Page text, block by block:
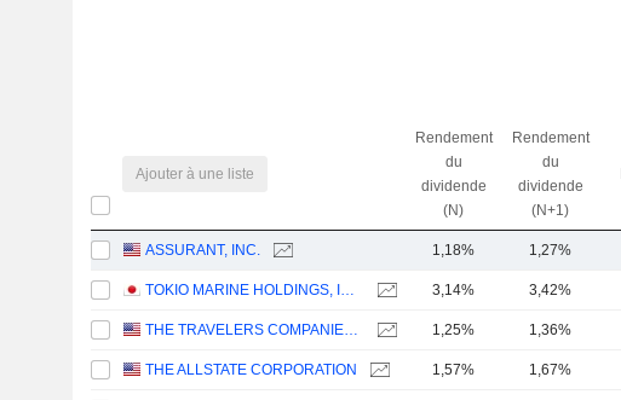
Ajouter à une liste
Rendement
du
dividende
(N)
Rendement
du
dividende
(N+1)
ASSURANT, INC. 1,18% 1,27%
TOKIO MARINE HOLDINGS, INC. 3,14% 3,42%
THE TRAVELERS COMPANIES, INC. 1,25% 1,36%
THE ALLSTATE CORPORATION 1,57% 1,67%